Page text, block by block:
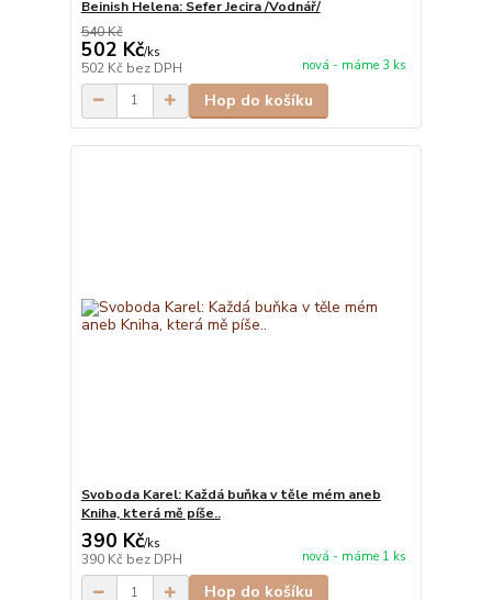
Beinish Helena: Sefer Jecira /Vodnář/
540 Kč
502 Kč/ks
502 Kč bez DPH nová - máme 3 ks
Hop do košíku
Svoboda Karel: Každá buňka v těle mém aneb
Kniha, která mě píše..
390 Kč/ks
390 Kč bez DPH nová - máme 1 ks
Hop do košíku